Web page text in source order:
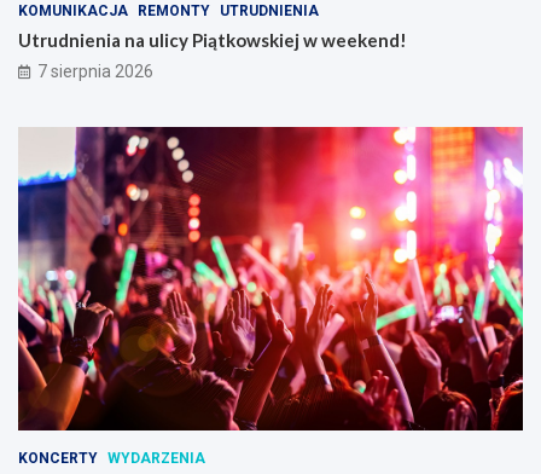
KOMUNIKACJA REMONTY UTRUDNIENIA
Utrudnienia na ulicy Piątkowskiej w weekend!
7 sierpnia 2026
KONCERTY WYDARZENIA